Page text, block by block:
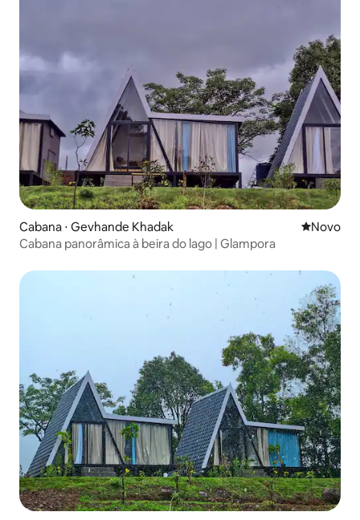
Cabana ⋅ Gevhande Khadak Novo
Novo
Cabana panorâmica à beira do lago | Glampora